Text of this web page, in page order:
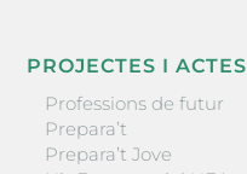
PROJECTES I ACTES
Professions de futur
Prepara’t
Prepara’t Jove